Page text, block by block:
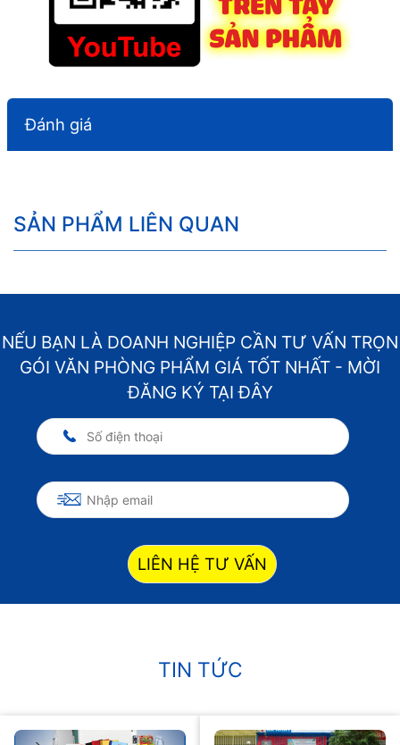
Đánh giá
SẢN PHẨM LIÊN QUAN
NẾU BẠN LÀ DOANH NGHIỆP CẦN TƯ VẤN TRỌN
GÓI VĂN PHÒNG PHẨM GIÁ TỐT NHẤT - MỜI
ĐĂNG KÝ TẠI ĐÂY
LIÊN HỆ TƯ VẤN
TIN TỨC